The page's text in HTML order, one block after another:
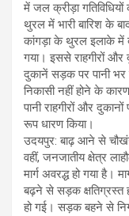
में जल क्रीड़ा
थुरल में भारी बारिश के
कांगड़ा के थुरल इलाके में
गया। इससे राहगीरों और
दुकानें सड़क पर पानी भर
निकासी नहीं होने के
पानी राहगीरों और
रूप धारण किया।
उदयपुर: बाढ़ आने से
वहीं, जनजातीय क्षेत्र
मार्ग अवरद्ध हो गया
बढ़ने से सड़क क्षतिग्रस्त
हो गई। सड़क बहने से